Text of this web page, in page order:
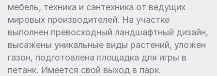
мебель, техника и сантехника от ведущих
мировых производителей. На участке
выполнен превосходный ландшафтный дизайн,
высажены уникальные виды растений, уложен
газон, подготовлена площадка для игры в
петанк. Имеется свой выход в парк.